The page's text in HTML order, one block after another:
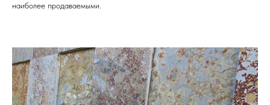
наиболее продаваемыми.